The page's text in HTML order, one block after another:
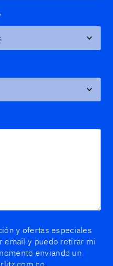
y ofertas especiales
email y puedo retirar mi
enviando un